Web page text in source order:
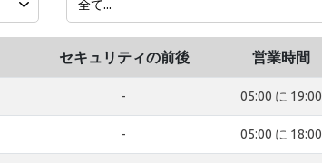
セキュリティの前後 営業時間
- 05:00 に 19:00
- 05:00 に 18:00